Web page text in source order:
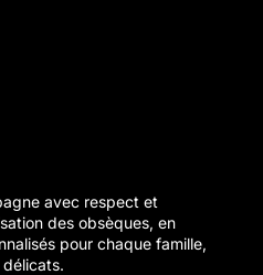
avec respect et
des obsèques, en
pour chaque famille,